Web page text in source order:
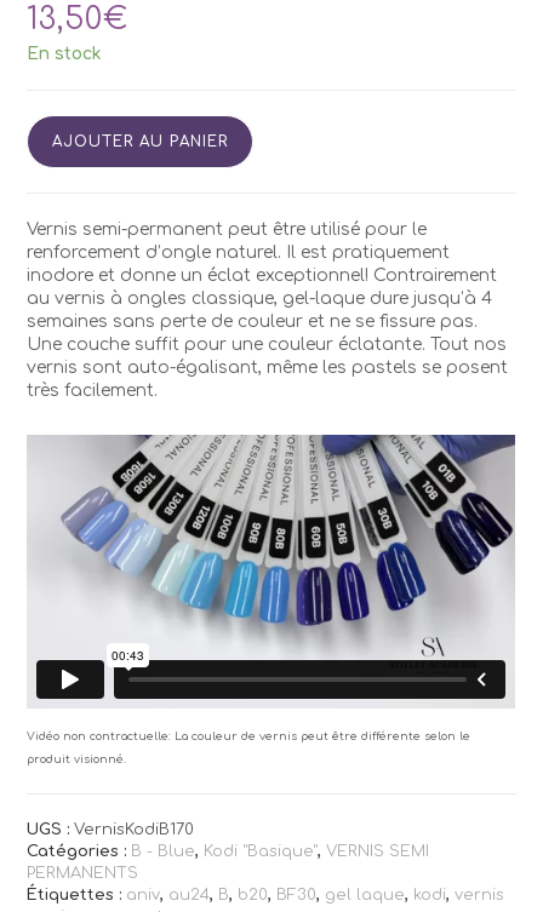
13,50€
En stock
quantité
de
Vernis
Kodi
B170
7ml
AJOUTER AU PANIER
Vernis semi-permanent peut être utilisé pour le
renforcement d’ongle naturel. Il est pratiquement
inodore et donne un éclat exceptionnel! Contrairement
au vernis à ongles classique, gel-laque dure jusqu’à 4
semaines sans perte de couleur et ne se fissure pas.
Une couche suffit pour une couleur éclatante. Tout nos
vernis sont auto-égalisant, même les pastels se posent
très facilement.
Vidéo non contractuelle: La couleur de vernis peut être différente selon le
produit visionné.
UGS :VernisKodiB170
Catégories : B - Blue, Kodi "Basique",VERNIS SEMI
PERMANENTS
Étiquettes : aniv, au24, B, b20, BF30, gel laque, kodi,vernis